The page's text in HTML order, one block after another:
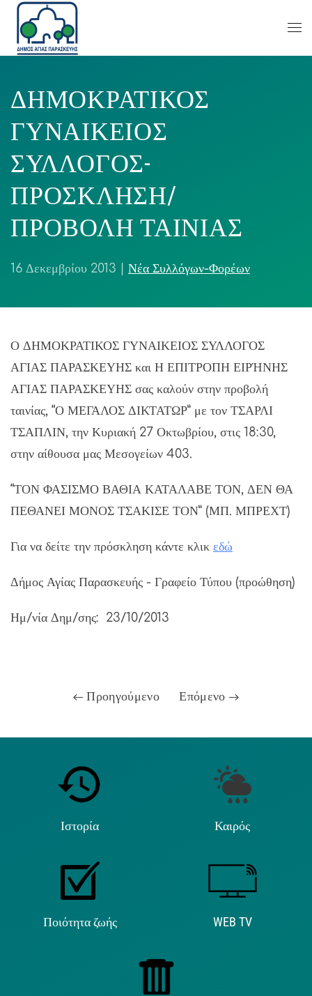
ΔΗΜΟΚΡΑΤΙΚΟΣ
ΓΥΝΑΙΚΕΙΟΣ
ΣΥΛΛΟΓΟΣ-
ΠΡΟΣΚΛΗΣΗ/
ΠΡΟΒΟΛΗ ΤΑΙΝΙΑΣ
16 Δεκεμβρίου 2013 Νέα Συλλόγων-Φορέων
Ο ΔΗΜΟΚΡΑΤΙΚΟΣ ΓΥΝΑΙΚΕΙΟΣ ΣΥΛΛΟΓΟΣ
ΑΓΙΑΣ ΠΑΡΑΣΚΕΥΗΣ και Η ΕΠΙΤΡΟΠΗ ΕΙΡΉΝΗΣ
ΑΓΙΑΣ ΠΑΡΑΣΚΕΥΗΣ σας καλούν στην προβολή
ταινίας, “Ο ΜΕΓΑΛΟΣ ΔΙΚΤΑΤΩΡ” με τον ΤΣΑΡΛΙ
ΤΣΑΠΛΙΝ, την Κυριακή 27 Οκτωβρίου, στις 18:30,
στην αίθουσα μας Μεσογείων 403.
“ΤΟΝ ΦΑΣΙΣΜΟ ΒΑΘΙΑ ΚΑΤΑΛΑΒΕ ΤΟΝ, ΔΕΝ ΘΑ
ΠΕΘΑΝΕΙ ΜΟΝΟΣ ΤΣΑΚΙΣΕ ΤΟΝ” (ΜΠ. ΜΠΡΕΧΤ)
Για να δείτε την πρόσκληση κάντε κλικ εδώ
Δήμος Αγίας Παρασκευής - Γραφείο Τύπου (προώθηση)
Ημ/νία Δημ/σης: 23/10/2013
Προηγούμενο Επόμενο
Ιστορία Καιρός
Ποιότητα ζωής WEB TV